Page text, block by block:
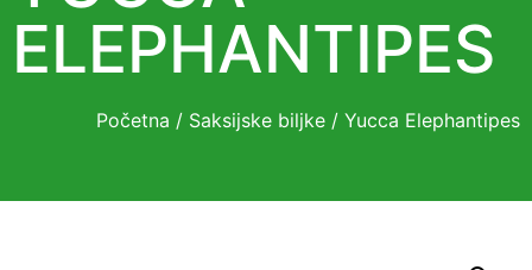
ELEPHANTIPES
Početna / Saksijske biljke / Yucca Elephantipes